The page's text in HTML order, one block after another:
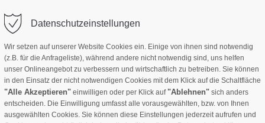
info(at)crecondeko.de
Stoffe B1 Hotel-Ausstattung Akustik Produkte
Datenschutzeinstellungen
Wir setzen auf unserer Website Cookies ein. Einige von ihnen sind notwendig
(z.B. für die Anfrageliste), während andere nicht notwendig sind, uns helfen
unser Onlineangebot zu verbessern und wirtschaftlich zu betreiben. Sie können
in den Einsatz der nicht notwendigen Cookies mit dem Klick auf die Schaltfläche
"Alle Akzeptieren"einwilligen oder per Klick auf "Ablehnen"sich anders
entscheiden. Die Einwilligung umfasst alle vorausgewählten, bzw. von Ihnen
ausgewählten Cookies. Sie können diese Einstellungen jederzeit aufrufen und